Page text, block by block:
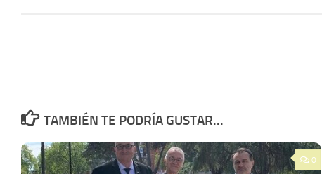
TAMBIÉN TE PODRÍA GUSTAR...
0